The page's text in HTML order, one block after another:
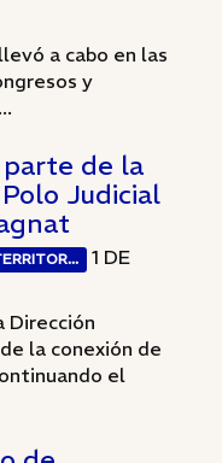
a cabo en las
y
parte de la
Judicial
1 DE
Dirección
la conexión de
el